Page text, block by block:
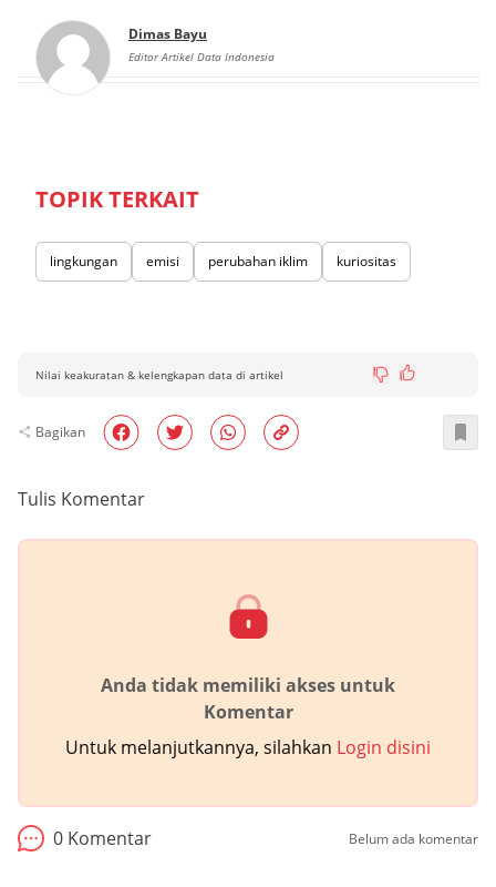
Dimas Bayu
Editor Artikel Data Indonesia
TOPIK TERKAIT
lingkungan emisi perubahan iklim kuriositas
Nilai keakuratan & kelengkapan data di artikel
Bagikan
Tulis Komentar
Anda tidak memiliki akses untuk
Komentar
Untuk melanjutkannya, silahkan Login disini
0 Komentar Belum ada komentar